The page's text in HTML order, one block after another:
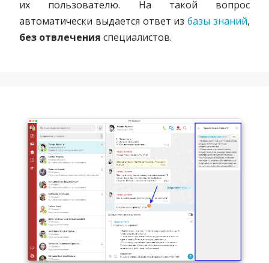
их пользователю. На такой вопрос
автоматически выдается ответ избазы знаний,
без отвлечения специалистов.